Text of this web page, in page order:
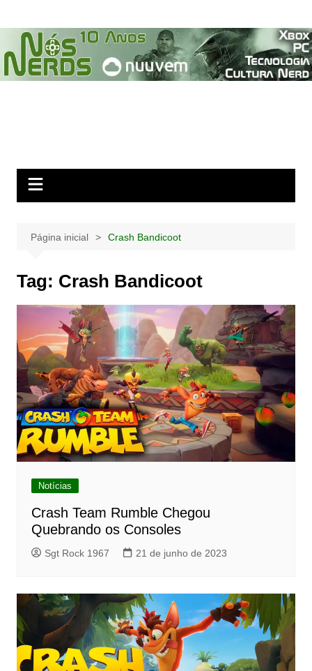
para
conteúdo
Página inicial Crash Bandicoot
Tag: Crash Bandicoot
Notícias
Crash Team Rumble Chegou
Quebrando os Consoles
Sgt Rock 1967 21 de junho de 2023